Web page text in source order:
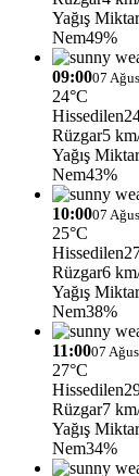
Yağış
Nem49%
09:0007
24°C
Hissedilen
Rüzgar5
Yağış
Nem43%
10:0007
25°C
Hissedilen
Rüzgar6
Yağış
Nem38%
11:0007
27°C
Hissedilen
Rüzgar7
Yağış
Nem34%